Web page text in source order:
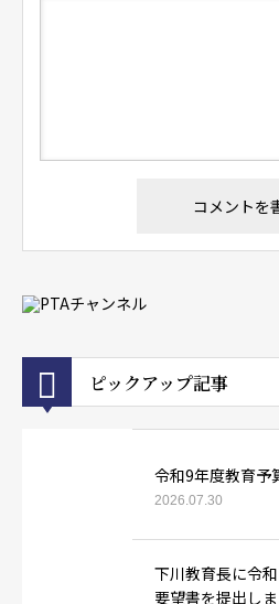
ピックアップ記事
令和9年度教育予
2026.07.30
下川教育長に令
要望書を提出し